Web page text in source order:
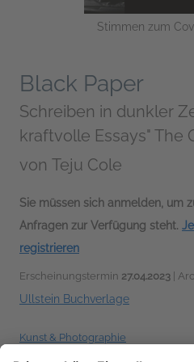
Stimmen zum
Black Paper
Schreiben in dunkler
kraftvolle Essays" The
von Teju Cole
Sie müssen sich anmelden, um
Anfragen zur Verfügung steht.
registrieren
Erscheinungstermin 27.04.2023 |
Ullstein Buchverlage
Kunst & Photographie